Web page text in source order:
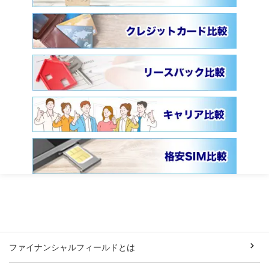
ファイナンシャルフィールドとは